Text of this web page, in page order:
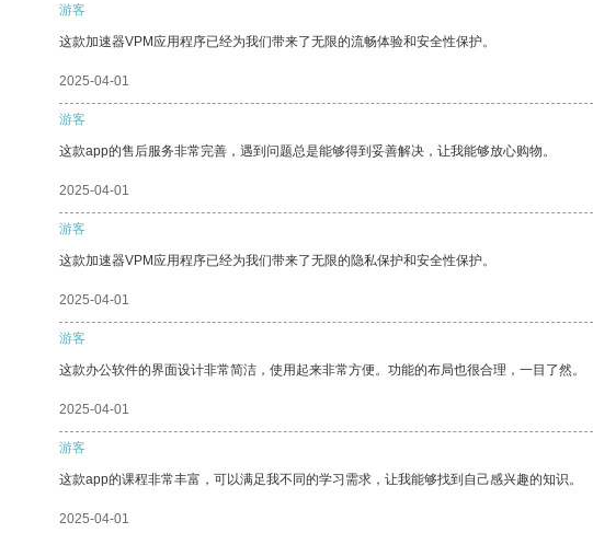
游客
这款加速器VPM应用程序已经为我们带来了无限的流畅体验和安全性保护。
2025-04-01
游客
这款app的售后服务非常完善，遇到问题总是能够得到妥善解决，让我能够放心购物。
2025-04-01
游客
这款加速器VPM应用程序已经为我们带来了无限的隐私保护和安全性保护。
2025-04-01
游客
这款办公软件的界面设计非常简洁，使用起来非常方便。功能的布局也很合理，一目了然。
2025-04-01
游客
这款app的课程非常丰富，可以满足我不同的学习需求，让我能够找到自己感兴趣的知识。
2025-04-01